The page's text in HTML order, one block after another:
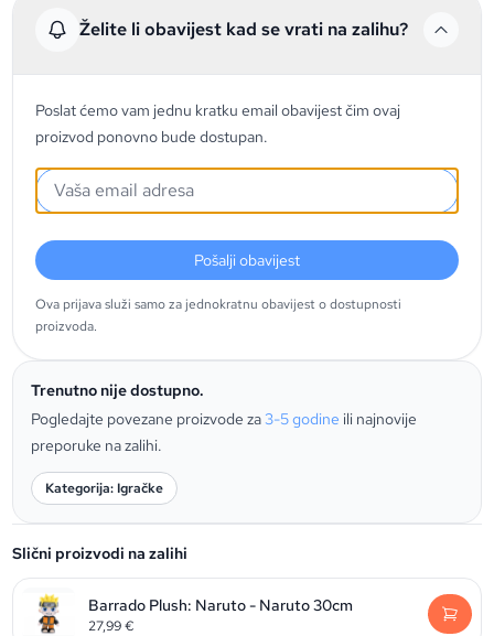
Želite li obavijest kad se vrati na zalihu?
Poslat ćemo vam jednu kratku email obavijest čim ovaj
proizvod ponovno bude dostupan.
Pošalji obavijest
Ova prijava služi samo za jednokratnu obavijest o dostupnosti
proizvoda.
Trenutno nije dostupno.
Pogledajte povezane proizvode za3-5 godine ili najnovije
preporuke na zalihi.
Kategorija: Igračke
Slični proizvodi na zalihi
Barrado Plush: Naruto - Naruto 30cm
27,99€